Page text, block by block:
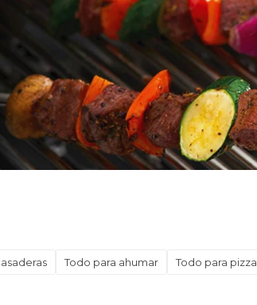
Todo para ahumar Todo para pizza